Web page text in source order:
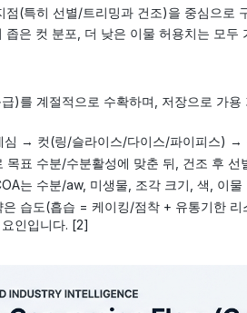
(특히 선별/트리밍과 건조)을 중심으로
은 컷 분포, 더 낮은 이물 허용치는 모두
)를 계절적으로 수확하며, 저장으로 가
→ 컷(링/슬라이스/다이스/파이피스) →
목표 수분/수분활성에 맞춘 뒤, 건조 후 선
는 수분/aw, 미생물, 조각 크기, 색, 이물
습도(흡습 = 케이킹/점착 + 유통기한
인입니다. [2]